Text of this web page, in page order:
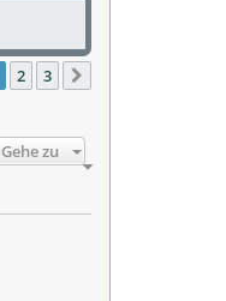
2 3
Gehe zu